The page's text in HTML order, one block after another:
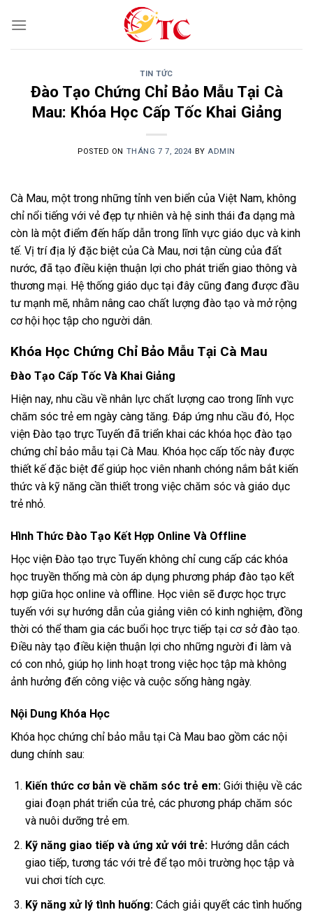
TIN TỨC
Đào Tạo Chứng Chỉ Bảo Mẫu Tại Cà
Mau: Khóa Học Cấp Tốc Khai Giảng
POSTED ON THÁNG 7 7, 2024 BY ADMIN
Cà Mau, một trong những tỉnh ven biển của Việt Nam, không
chỉ nổi tiếng với vẻ đẹp tự nhiên và hệ sinh thái đa dạng mà
còn là một điểm đến hấp dẫn trong lĩnh vực giáo dục và kinh
tế. Vị trí địa lý đặc biệt của Cà Mau, nơi tận cùng của đất
nước, đã tạo điều kiện thuận lợi cho phát triển giao thông và
thương mại. Hệ thống giáo dục tại đây cũng đang được đầu
tư mạnh mẽ, nhằm nâng cao chất lượng đào tạo và mở rộng
cơ hội học tập cho người dân.
Khóa Học Chứng Chỉ Bảo Mẫu Tại Cà Mau
Đào Tạo Cấp Tốc Và Khai Giảng
Hiện nay, nhu cầu về nhân lực chất lượng cao trong lĩnh vực
chăm sóc trẻ em ngày càng tăng. Đáp ứng nhu cầu đó, Học
viện Đào tạo trực Tuyến đã triển khai các khóa học đào tạo
chứng chỉ bảo mẫu tại Cà Mau. Khóa học cấp tốc này được
thiết kế đặc biệt để giúp học viên nhanh chóng nắm bắt kiến
thức và kỹ năng cần thiết trong việc chăm sóc và giáo dục
trẻ nhỏ.
Hình Thức Đào Tạo Kết Hợp Online Và Offline
Học viện Đào tạo trực Tuyến không chỉ cung cấp các khóa
học truyền thống mà còn áp dụng phương pháp đào tạo kết
hợp giữa học online và offline. Học viên sẽ được học trực
tuyến với sự hướng dẫn của giảng viên có kinh nghiệm, đồng
thời có thể tham gia các buổi học trực tiếp tại cơ sở đào tạo.
Điều này tạo điều kiện thuận lợi cho những người đi làm và
có con nhỏ, giúp họ linh hoạt trong việc học tập mà không
ảnh hưởng đến công việc và cuộc sống hàng ngày.
Nội Dung Khóa Học
Khóa học chứng chỉ bảo mẫu tại Cà Mau bao gồm các nội
dung chính sau:
Kiến thức cơ bản về chăm sóc trẻ em:Giới thiệu về các
giai đoạn phát triển của trẻ, các phương pháp chăm sóc
và nuôi dưỡng trẻ em.
Kỹ năng giao tiếp và ứng xử với trẻ:Hướng dẫn cách
giao tiếp, tương tác với trẻ để tạo môi trường học tập và
vui chơi tích cực.
Kỹ năng xử lý tình huống:Cách giải quyết các tình huống